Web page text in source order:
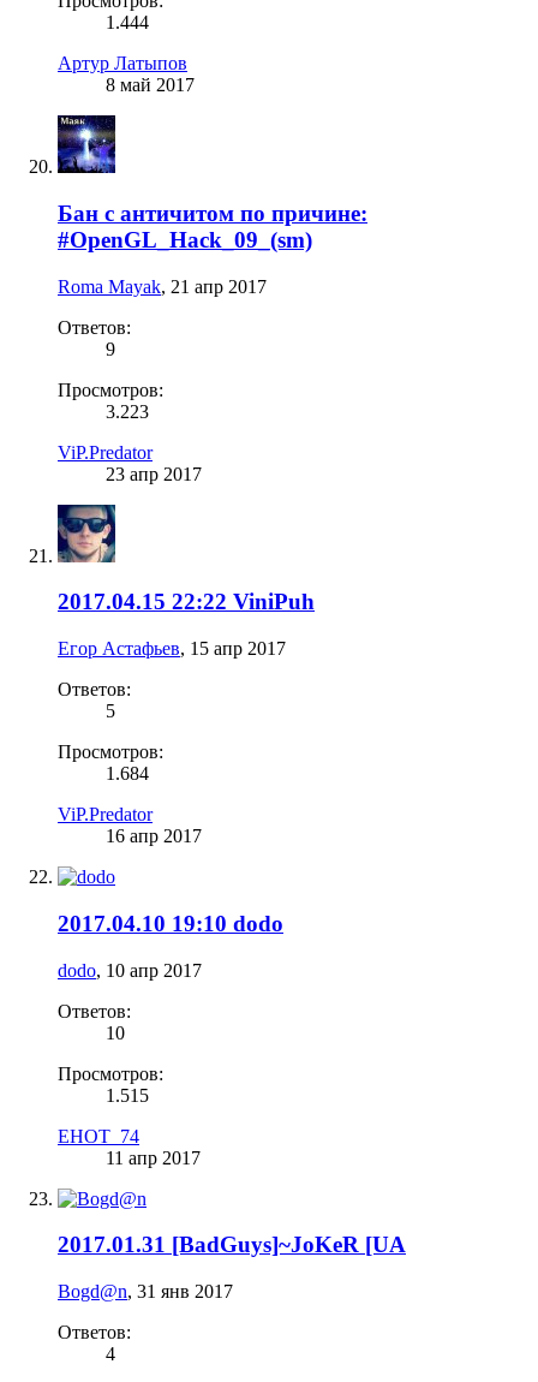
1.444
Артур Латыпов
8 май 2017
Бан с античитом по причине:
#OpenGL_Hack_09_(sm)
Roma Mayak, 21 апр 2017
Ответов:
9
Просмотров:
3.223
ViP.Predator
23 апр 2017
2017.04.15 22:22 ViniPuh
Егор Астафьев, 15 апр 2017
Ответов:
5
Просмотров:
1.684
ViP.Predator
16 апр 2017
2017.04.10 19:10 dodo
dodo, 10 апр 2017
Ответов:
10
Просмотров:
1.515
EHOT_74
11 апр 2017
2017.01.31 [BadGuys]~JoKeR [UA
Bogd@n, 31 янв 2017
Ответов:
4